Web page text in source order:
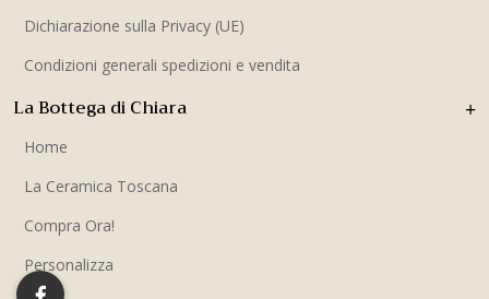
La Bottega di Chiara
Home
La Ceramica Toscana
Compra Ora!
Personalizza
Dichiarazione sulla Privacy (UE)
Condizioni generali spedizioni e vendita